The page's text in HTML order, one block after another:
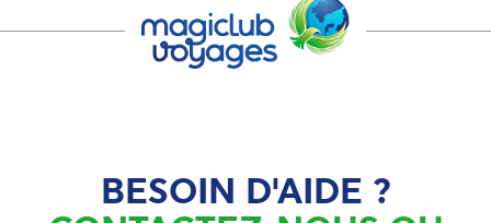
BESOIN D'AIDE ?